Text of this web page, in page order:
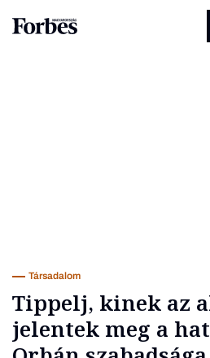
Üzlet
Társadalom
Tippelj, kinek az
jelentek meg a